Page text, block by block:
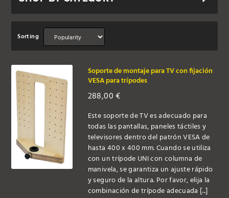
Sorting
Soporte de montaje para TV con fijación
VESA para trípodes
288,00€
Este soporte de TV es adecuado para
todas las pantallas, paneles táctiles y
televisores dentro del patrón VESA de
hasta 400 x 400 mm. Cuando se utiliza
con un trípode UNI con columna de
manivela, se garantiza un ajuste rápido
y seguro de la altura. Por favor, elija la
combinación de trípode adecuada [...]